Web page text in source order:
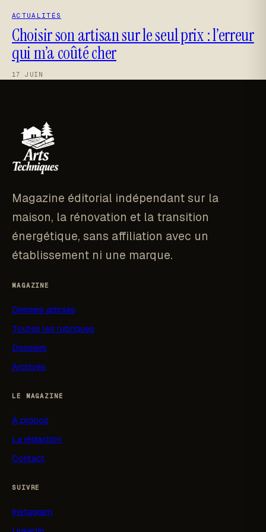
ACTUALITÉS
Choisir son artisan sur le seul prix : l’erreur
qui m’a coûté cher
17 JUIN
Magazine éditorial indépendant sur la
maison, la rénovation et la transition
énergétique, sans affiliation avec un
établissement ni une marque.
MAGAZINE
Derniers articles
Toutes les rubriques
Dossiers
Archives
LE MAGAZINE
À propos
La rédaction
Contact
SUIVRE
Instagram